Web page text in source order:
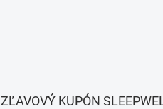
ZĽAVOVÝ KUPÓN